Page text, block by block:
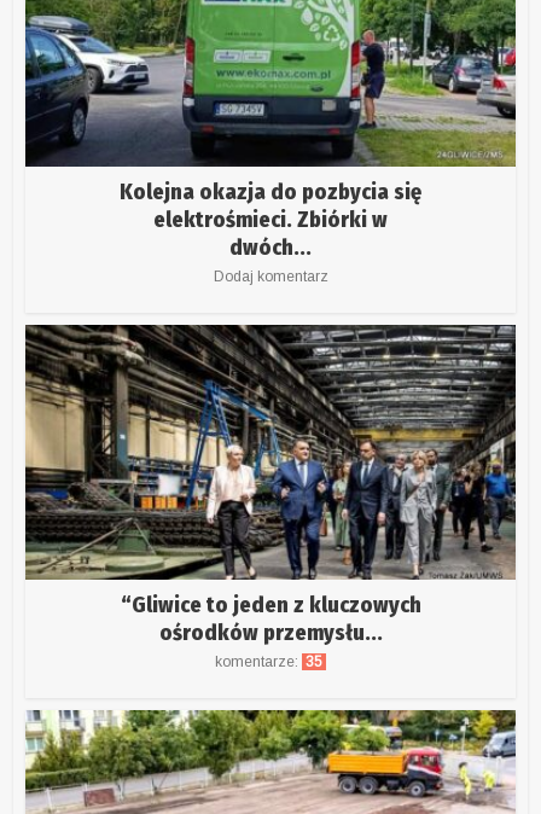
Kolejna okazja do pozbycia się
elektrośmieci. Zbiórki w
dwóch...
Dodaj komentarz
“Gliwice to jeden z kluczowych
ośrodków przemysłu...
komentarze: 35